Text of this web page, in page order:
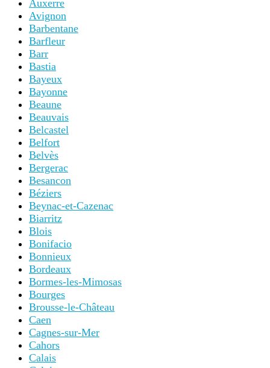
Auxerre
Avignon
Barbentane
Barfleur
Barr
Bastia
Bayeux
Bayonne
Beaune
Beauvais
Belcastel
Belfort
Belvès
Bergerac
Besancon
Béziers
Beynac-et-Cazenac
Biarritz
Blois
Bonifacio
Bonnieux
Bordeaux
Bormes-les-Mimosas
Bourges
Brousse-le-Château
Caen
Cagnes-sur-Mer
Cahors
Calais